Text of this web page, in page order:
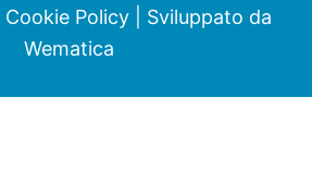
Cookie Policy| Sviluppato da
Wematica